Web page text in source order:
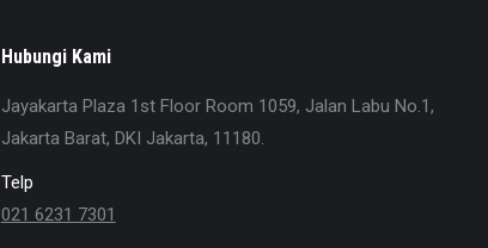
Hubungi Kami
Jayakarta Plaza 1st Floor Room 1059, Jalan Labu No.1,
Jakarta Barat, DKI Jakarta, 11180.
Telp
021 6231 7301